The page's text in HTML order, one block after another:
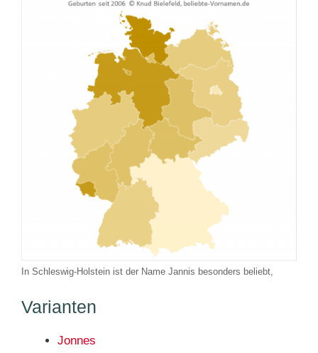
In Schleswig-Holstein ist der Name Jannis besonders beliebt,
Varianten
Jonnes